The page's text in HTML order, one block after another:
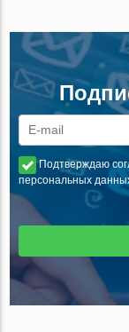
Подтверждаю
персональных